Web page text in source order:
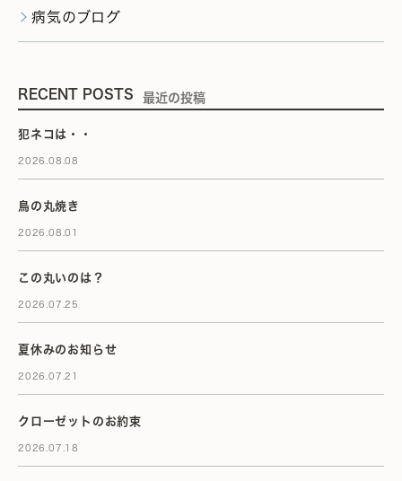
病気のブログ
RECENT POSTS 最近の投稿
犯ネコは・・
2026.08.08
鳥の丸焼き
2026.08.01
この丸いのは？
2026.07.25
夏休みのお知らせ
2026.07.21
クローゼットのお約束
2026.07.18